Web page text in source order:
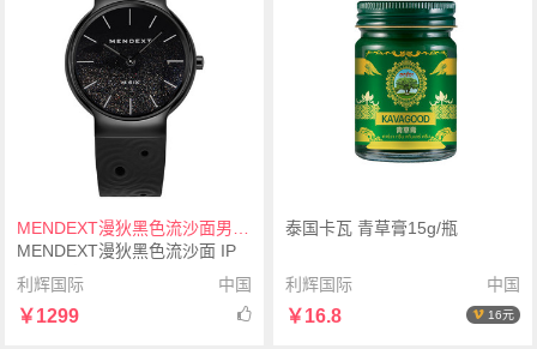
MENDEXT漫狄黑色流沙面 IP
黑色表壳 黑色表带 (黑针黑刻
度)M6IX-M17男士学生手表腕
表
利辉国际 中国
￥1299
泰国卡瓦 青草膏15g/瓶
利辉国际 中国
￥16.8 16元